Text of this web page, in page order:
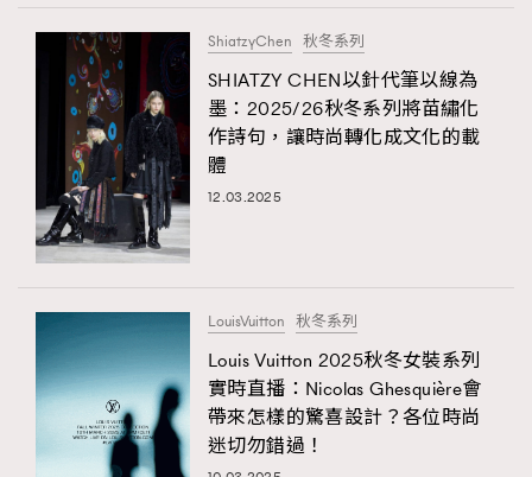
FigaroCeleb 547
FigaroCinéma 281
FigaroDigitalCover 17
FigaroExhibition 12
FigaroExpert
FigaroFrancais
FigaroHub
FigaroIcon
FigaroInsight
FigaroIssue 271
FigaroJewellery
#FigaroExhibition Wyman 揭曉 Figaro Exhibition
法國五月French May專訪四位香港文藝代表
ShiatzyChen 秋冬系列
SHIATZY CHEN以針代筆以線為
墨：2025/26秋冬系列將苗繡化
作詩句，讓時尚轉化成文化的載
體
12.03.2025
LouisVuitton 秋冬系列
Louis Vuitton 2025秋冬女裝系列
實時直播：Nicolas Ghesquière會
帶來怎樣的驚喜設計？各位時尚
迷切勿錯過！